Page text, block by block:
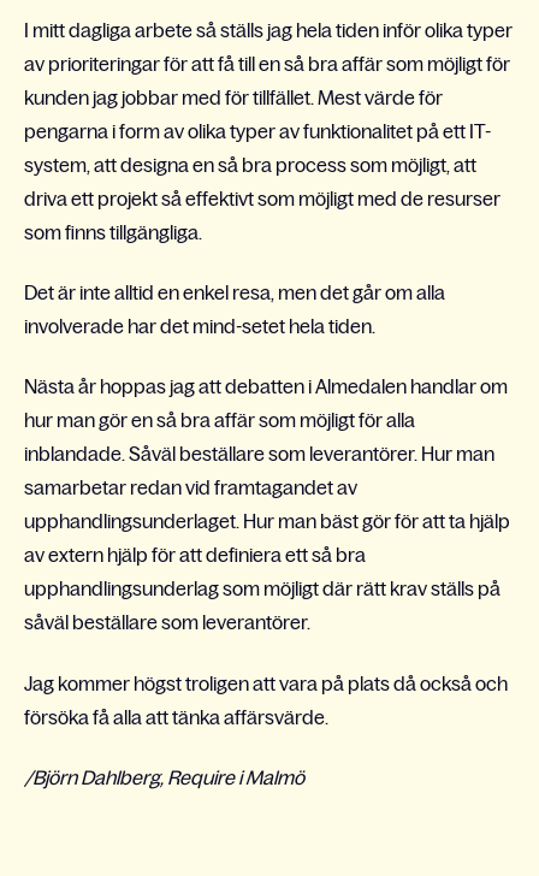
I mitt dagliga arbete så ställs jag hela tiden inför olika typer
av prioriteringar för att få till en så bra affär som möjligt för
kunden jag jobbar med för tillfället. Mest värde för
pengarna i form av olika typer av funktionalitet på ett IT-
system, att designa en så bra process som möjligt, att
driva ett projekt så effektivt som möjligt med de resurser
som finns tillgängliga.
Det är inte alltid en enkel resa, men det går om alla
involverade har det mind-setet hela tiden.
Nästa år hoppas jag att debatten i Almedalen handlar om
hur man gör en så bra affär som möjligt för alla
inblandade. Såväl beställare som leverantörer. Hur man
samarbetar redan vid framtagandet av
upphandlingsunderlaget. Hur man bäst gör för att ta hjälp
av extern hjälp för att definiera ett så bra
upphandlingsunderlag som möjligt där rätt krav ställs på
såväl beställare som leverantörer.
Jag kommer högst troligen att vara på plats då också och
försöka få alla att tänka affärsvärde.
/Björn Dahlberg, Require i Malmö